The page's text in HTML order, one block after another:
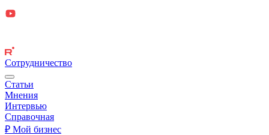
Сотрудничество
Статьи
Мнения
Интервью
Справочная
₽ Мой бизнес